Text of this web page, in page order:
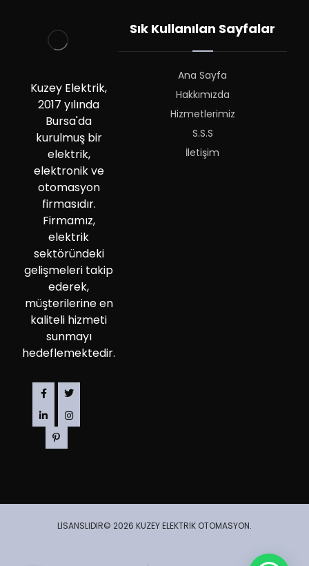
Kuzey Elektrik,
2017 yılında
Bursa'da
kurulmuş bir
elektrik,
elektronik ve
otomasyon
firmasıdır.
Firmamız,
elektrik
sektöründeki
gelişmeleri takip
ederek,
müşterilerine en
kaliteli hizmeti
sunmayı
hedeflemektedir.
Sık Kullanılan Sayfalar
Ana Sayfa
Hakkımızda
Hizmetlerimiz
S.S.S
İletişim
LİSANSLIDIR© 2026 KUZEY ELEKTRİK OTOMASYON.